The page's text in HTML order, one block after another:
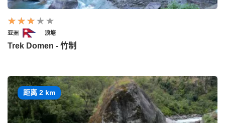
亚洲 浪塘
Trek Domen - 竹制
距离 2 km